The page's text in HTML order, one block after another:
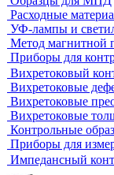
Магнитный
Магнитные
Магнитометры,
Автоматические
контроля
Образцы для МПД
Расходные
УФ-лампы и
Метод магнитной
Приборы для
Вихретоковый